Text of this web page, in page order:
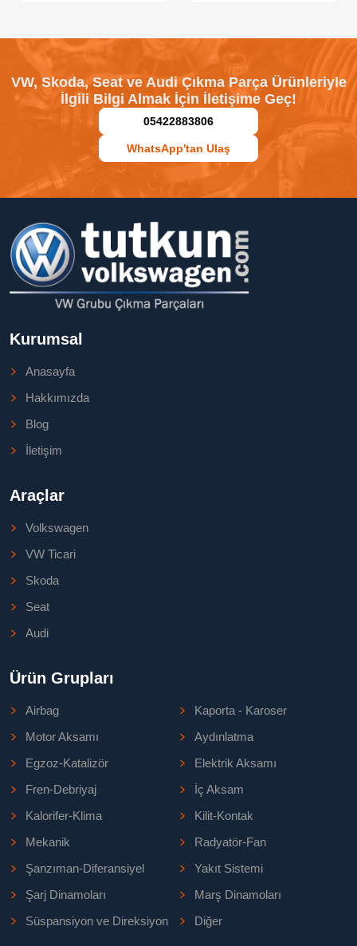
VW, Skoda, Seat ve Audi Çıkma Parça Ürünleriyle
İlgili Bilgi Almak İçin İletişime Geç!
05422883806
WhatsApp'tan Ulaş
Kurumsal
Anasayfa
Hakkımızda
Blog
İletişim
Araçlar
Volkswagen
VW Ticari
Skoda
Seat
Audi
Ürün Grupları
Airbag
Kaporta - Karoser
Motor Aksamı
Aydınlatma
Egzoz-Katalizör
Elektrik Aksamı
Fren-Debriyaj
İç Aksam
Kalorifer-Klima
Kilit-Kontak
Mekanik
Radyatör-Fan
Şanzıman-Diferansiyel
Yakıt Sistemi
Şarj Dinamoları
Marş Dinamoları
Süspansiyon ve Direksiyon
Diğer